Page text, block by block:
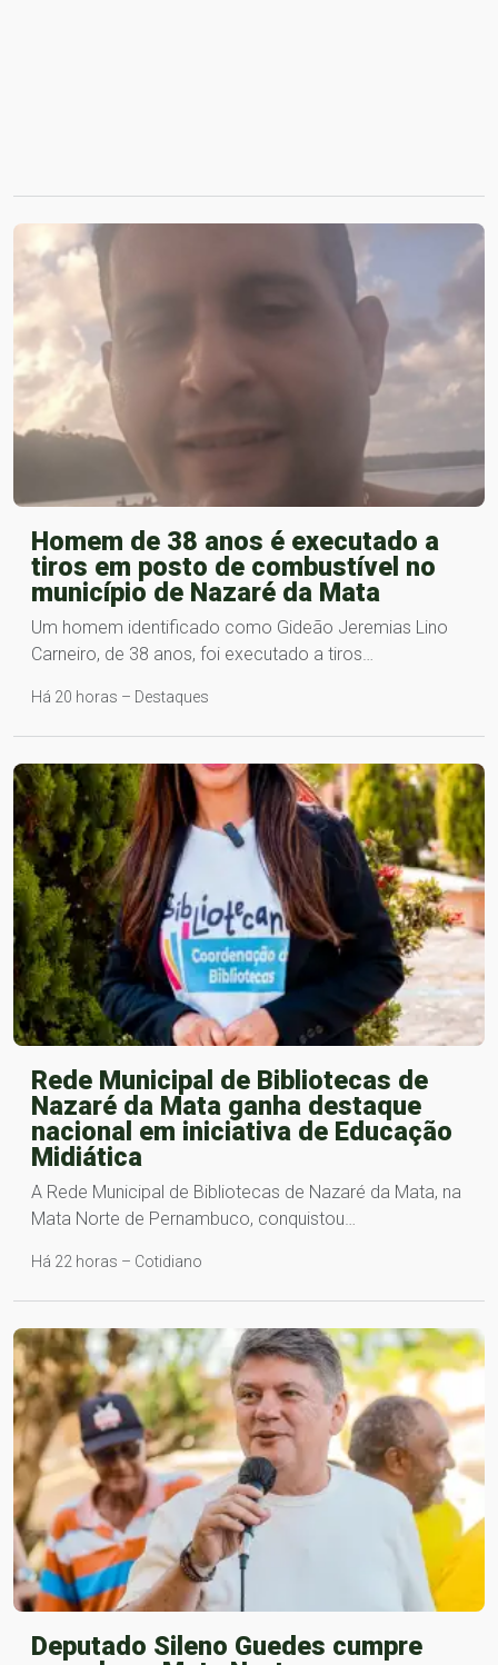
Homem de 38 anos é executado a
tiros em posto de combustível no
município de Nazaré da Mata
Um homem identificado como Gideão Jeremias Lino
Carneiro, de 38 anos, foi executado a tiros…
Há 20 horas – Destaques
Rede Municipal de Bibliotecas de
Nazaré da Mata ganha destaque
nacional em iniciativa de Educação
Midiática
A Rede Municipal de Bibliotecas de Nazaré da Mata, na
Mata Norte de Pernambuco, conquistou…
Há 22 horas – Cotidiano
Deputado Sileno Guedes cumpre